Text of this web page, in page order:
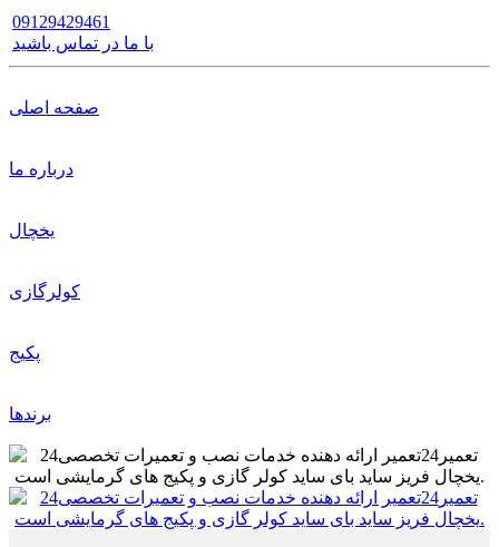
09129429461
با ما در تماس باشید
صفحه اصلی
درباره ما
یخچال
کولرگازی
پکیج
برندها